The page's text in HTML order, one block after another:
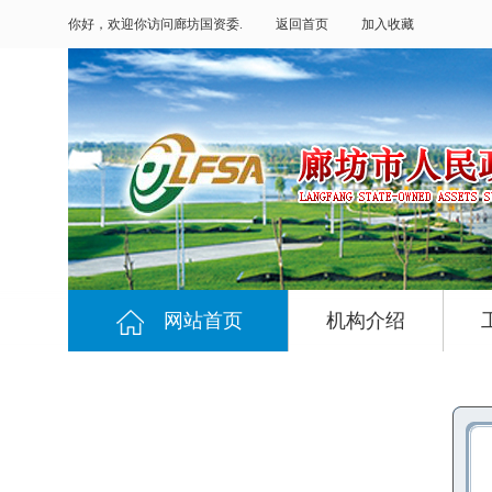
你好，欢迎你访问廊坊国资委. 返回首页 加入收藏
网站首页 机构介绍